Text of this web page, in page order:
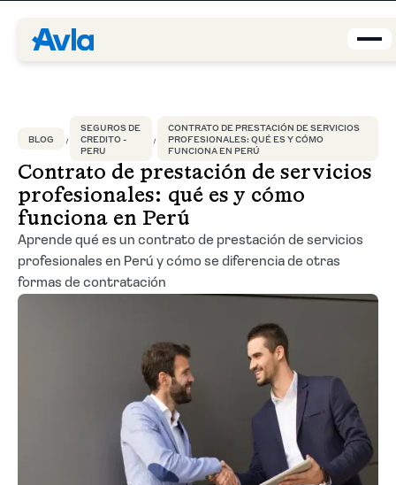
Brokers
Asegurados
Quiénes Somos
Centro de Ayuda
ES-PE
Solicitar cotización
BLOG
SEGUROS DE
CREDITO -
PERU
CONTRATO DE PRESTACIÓN DE SERVICIOS
PROFESIONALES: QUÉ ES Y CÓMO
FUNCIONA EN PERÚ
Contrato de prestación de servicios
profesionales: qué es y cómo
funciona en Perú
Aprende qué es un contrato de prestación de servicios
profesionales en Perú y cómo se diferencia de otras
formas de contratación